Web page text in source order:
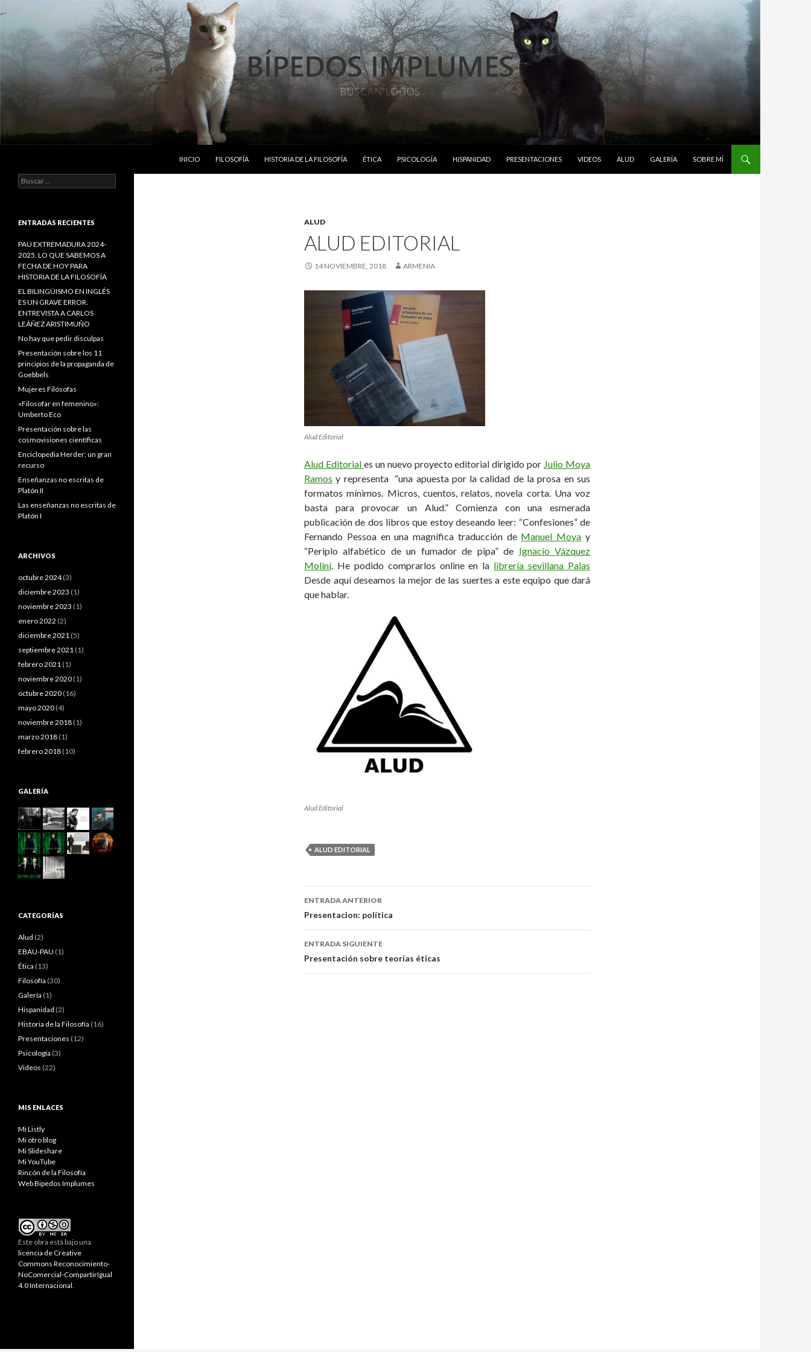
INICIO
FILOSOFÍA HISTORIA DE LA FILOSOFÍA ÉTICA PSICOLOGÍA HISPANIDAD PRESENTACIONES VIDEOS ALUD GALERÍA SOBRE MÍ
ALUD
ALUD EDITORIAL
14 NOVIEMBRE, 2018 ARMENIA
Alud Editorial
Alud Editorial es un nuevo proyecto editorial dirigido por Julio Moya
Ramos y representa “una apuesta por la calidad de la prosa en sus
formatos mínimos. Micros, cuentos, relatos, novela corta. Una voz
basta para provocar un Alud.” Comienza con una esmerada
publicación de dos libros que estoy deseando leer: “Confesiones” de
Fernando Pessoa en una magnífica traducción de Manuel Moya y
“Periplo alfabético de un fumador de pipa” de Ignacio Vázquez
Moliní. He podido comprarlos online en la librería sevillana Palas
Desde aquí deseamos la mejor de las suertes a este equipo que dará
que hablar.
Alud Editorial
ALUD EDITORIAL
Navegación
de
entradas
ENTRADA ANTERIOR
Presentacion: política
ENTRADA SIGUIENTE
Presentación sobre teorías éticas
B
u
a
:
ENTRADAS RECIENTES
PAU EXTREMADURA 2024-
2025. LO QUE SABEMOS A
FECHA DE HOY PARA
HISTORIA DE LA FILOSOFÍA
EL BILINGÜISMO EN INGLÉS
ES UN GRAVE ERROR.
ENTREVISTA A CARLOS
LEÁÑEZ ARISTIMUÑO
No hay que pedir disculpas
Presentación sobre los 11
principios de la propaganda de
Goebbels
Mujeres Filósofas
«Filosofar en femenino»:
Umberto Eco
Presentación sobre las
cosmovisiones científicas
Enciclopedia Herder: un gran
recurso
Enseñanzas no escritas de
Platón II
Las enseñanzas no escritas de
Platón I
ARCHIVOS
octubre 2024(3)
diciembre 2023 (1)
noviembre 2023 (1)
enero 2022 (2)
diciembre 2021 (5)
septiembre 2021 (1)
febrero 2021 (1)
noviembre 2020 (1)
octubre 2020 (16)
mayo 2020 (4)
noviembre 2018 (1)
marzo 2018 (1)
febrero 2018 (10)
GALERÍA
CATEGORÍAS
Alud (2)
EBAU-PAU (1)
Ética (13)
Filosofía (30)
Galería (1)
Hispanidad (2)
Historia de la Filosofía (16)
Presentaciones (12)
Psicología (3)
Videos (22)
MIS ENLACES
Mi Listly
Mi otro blog
Mi Slideshare
Mi YouTube
Rincón de la Filosofía
Web Bipedos Implumes
Este obra está bajo una
licencia de Creative
Commons Reconocimiento-
NoComercial-CompartirIgual
4.0 Internacional